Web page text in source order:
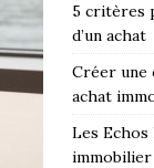
5 critères
d’un achat
Créer une
achat
Les
immobilier